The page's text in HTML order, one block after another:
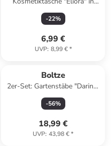
Bunt - (B)12,5 x (H)8 cm
-22%
6,99 €
UVP: 8,99 €*
Boltze
2er-Set: Gartenstäbe "Darina"
in Weiß/ Grün - (H)100 cm
-56%
18,99 €
UVP: 43,98 €*